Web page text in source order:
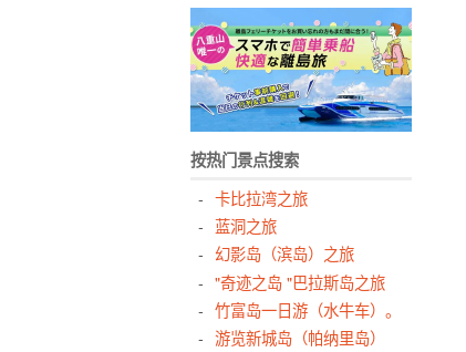
按热门景点搜索
卡比拉湾之旅
蓝洞之旅
幻影岛（滨岛）之旅
"奇迹之岛 "巴拉斯岛之旅
竹富岛一日游（水牛车）。
游览新城岛（帕纳里岛）